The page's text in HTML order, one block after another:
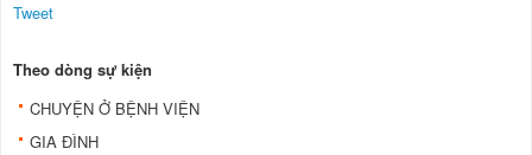
Tweet
Theo dòng sự kiện
CHUYỆN Ở BỆNH VIỆN
GIA ĐÌNH